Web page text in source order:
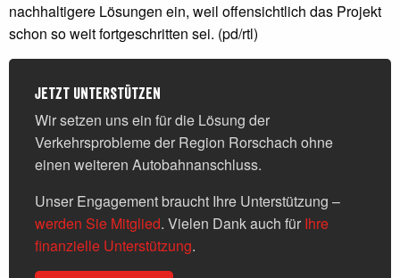
nachhaltigere Lösungen ein, weil offensichtlich das Projekt
schon so weit fortgeschritten sei. (pd/rtl)
Jetzt unterstützen
Wir setzen uns ein für die Lösung der
Verkehrsprobleme der Region Rorschach ohne
einen weiteren Autobahnanschluss.
Unser Engagement braucht Ihre Unterstützung –
werden Sie Mitglied. Vielen Dank auch für Ihre
finanzielle Unterstützung.